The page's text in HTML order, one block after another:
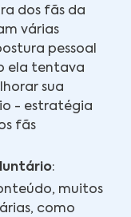
dos fãs da
várias
pessoal
ela tentava
sua
- estratégia
fãs
:
muitos
como